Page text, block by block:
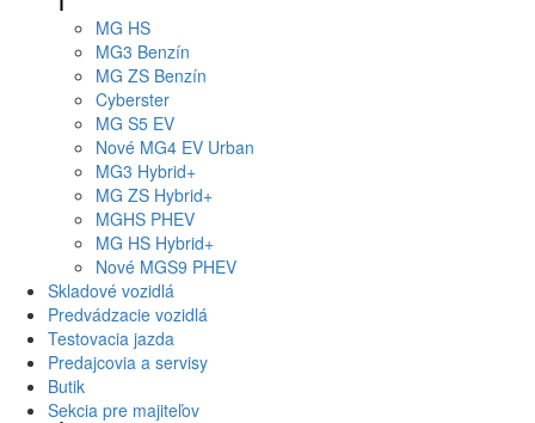
MG HS
MG3 Benzín
MG ZS Benzín
Cyberster
MG S5 EV
Nové MG4 EV Urban
MG3 Hybrid+
MG ZS Hybrid+
MGHS PHEV
MG HS Hybrid+
Nové MGS9 PHEV
Skladové vozidlá
Predvádzacie vozidlá
Testovacia jazda
Predajcovia a servisy
Butik
Sekcia pre majiteľov